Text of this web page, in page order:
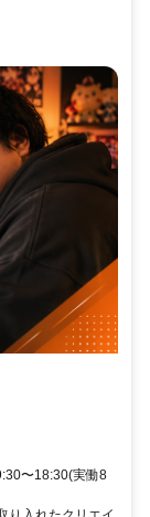
〜18:30(実働8